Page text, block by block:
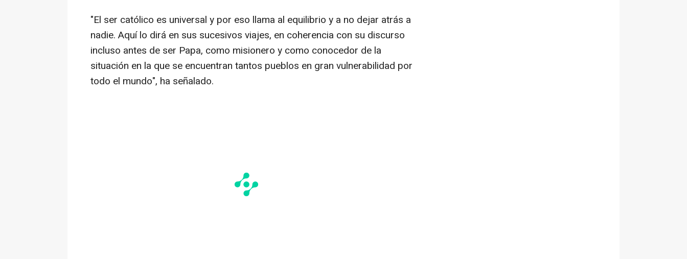
"El ser católico es universal y por eso llama al equilibrio y a no dejar atrás a
nadie. Aquí lo dirá en sus sucesivos viajes, en coherencia con su discurso
incluso antes de ser Papa, como misionero y como conocedor de la
situación en la que se encuentran tantos pueblos en gran vulnerabilidad por
todo el mundo", ha señalado.